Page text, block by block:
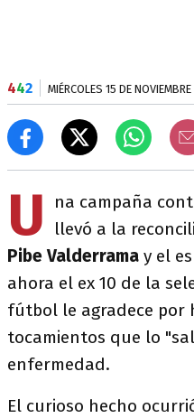
442 MIÉRCOLES 15 DE
U
na campaña
llevó a la
PibeValderrama y el
ahora el ex 10 de la
fútbol le agradece por
tocamientos que lo
enfermedad.
El curioso hecho